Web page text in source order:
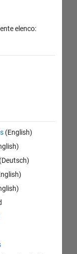
elenco:
(English)
(Deutsch)